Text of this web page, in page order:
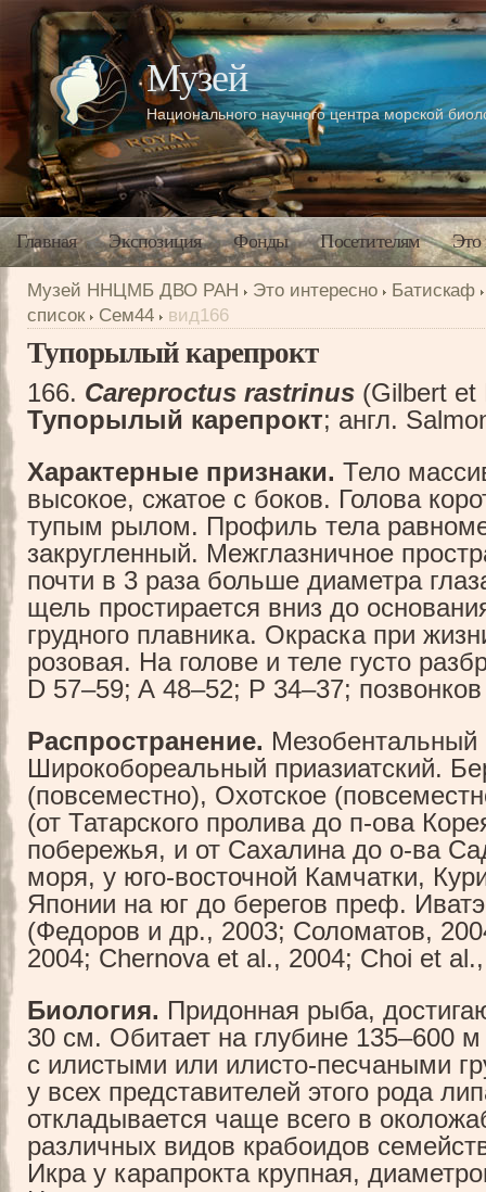
Музей
Национального научного центра морской
Главная Экспозиция Фонды Посетителям Это
Музей ННЦМБ ДВО РАН Это интересно
Батискаф
список
Сем44 вид166
Тупорылый карепрокт
166. Careproctus rastrinus (Gilbert
Тупорылый карепрокт; англ.
Характерные признаки. Тело
высокое, сжатое с боков. Голова
тупым рылом. Профиль тела
закругленный. Межглазничное
почти в 3 раза больше диаметра
щель простирается вниз до
грудного плавника. Окраска при
розовая. На голове и теле густо
D 57–59; A 48–52; P 34–37;
Распространение.
Широкобореальный приазиатский.
(повсеместно), Охотское
(от Татарского пролива до п-ова
побережья, и от Сахалина до о-ва
моря, у юго-восточной Камчатки,
Японии на юг до берегов преф.
(Федоров и др., 2003; Соломатов,
2004; Chernova et al., 2004; Choi et
Биология. Придонная рыба,
30 см. Обитает на глубине 135–600
с илистыми или илисто-песчаными
у всех представителей этого рода
откладывается чаще всего в
различных видов крабоидов
Икра у карапрокта крупная,